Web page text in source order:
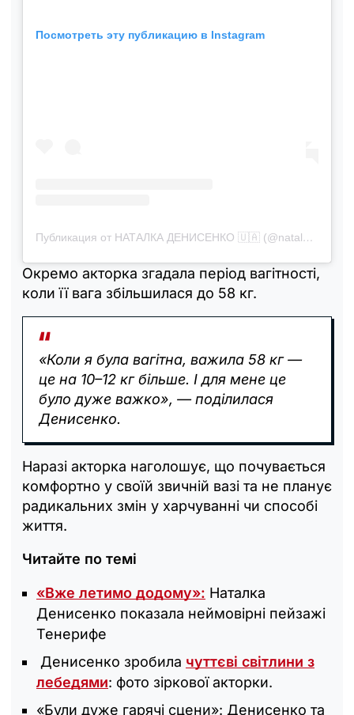
Посмотреть эту публикацию в Instagram
Публикация от НАТАЛКА ДЕНИСЕНКО 🇺🇦 (@natalka_denisenko)
Окремо акторка згадала період вагітності,
коли її вага збільшилася до 58 кг.
«Коли я була вагітна, важила 58 кг —
це на 10–12 кг більше. І для мене це
було дуже важко», — поділилася
Денисенко.
Наразі акторка наголошує, що почувається
комфортно у своїй звичній вазі та не планує
радикальних змін у харчуванні чи способі
життя.
Читайте по темі
«Вже летимо додому»: Наталка
Денисенко показала неймовірні пейзажі
Тенерифе
Денисенко зробила чуттєві світлини з
лебедями: фото зіркової акторки.
«Були дуже гарячі сцени»: Денисенко та